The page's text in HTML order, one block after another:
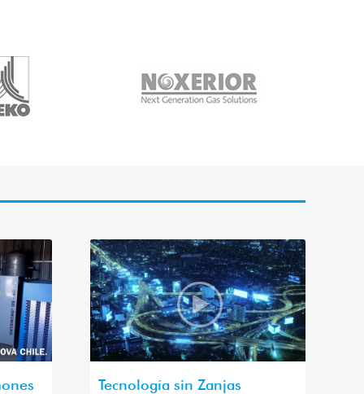
Tecnología sin Zanjas